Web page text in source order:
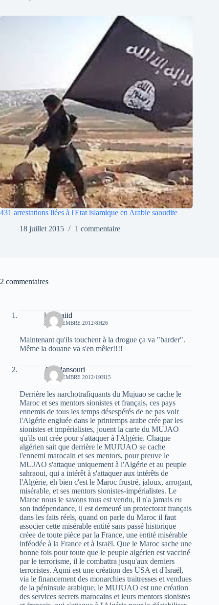
431 arrestations liées à l'Etat islamique en Arabie saoudite
18 juillet 2015
1 commentaire
2 commentaires
laid baiid
29 DÉCEMBRE 2012/8H26
Maintenant qu'ils touchent à la drogue ça va "barder".
Même la douane va s'en mêler!!!!
Ali Mansouri
29 DÉCEMBRE 2012/19H15
Derrière les narchotrafiquants du Mujuao se cache le
Maroc et ses mentors sionistes et français, ces pays
ennemis de tous les temps désespérés de ne pas voir
l'Algérie engluée dans le printemps arabe crée par les
sionistes et impérialistes, jouent la carte du MUJAO
qu'ils ont crée pour s'attaquer à l'Algérie. Chaque
algérien sait que derrière le MUJUAO se cache
l'ennemi marocain et ses mentors, pour preuve le
MUJAO s'attaque uniquement à l'Algérie et au peuple
sahraoui, qui a intérêt à s'attaquer aux intérêts de
l'Algérie, eh bien c'est le Maroc frustré, jaloux, arrogant,
misérable, et ses mentors sionistes-impérialistes. Le
Maroc nous le savons tous est vendu, il n'a jamais eu
son indépendance, il est demeuré un protectorat français
dans les faits réels, quand on parle du Maroc il faut
associer cette misérable entité sans passé historique
créee de toute pièce par la France, une entité misérable
inféodée à la France et à Israël. Que le Maroc sache une
bonne fois pour toute que le peuple algérien est vacciné
par le terrorisme, il le combattra jusqu'aux derniers
terroristes. Aqmi est une création des USA et d'Israël,
via le financement des monarchies traitresses et vendues
de la péninsule arabique, le MUJUAO est une création
des services secrets marocains et leurs mentors sionistes